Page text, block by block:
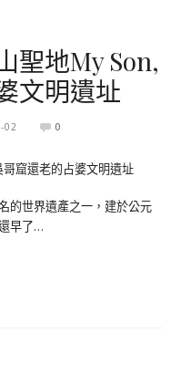
聖地My Son,
文明遺址
02 0
的世界遺產之一，建於公元
早了…